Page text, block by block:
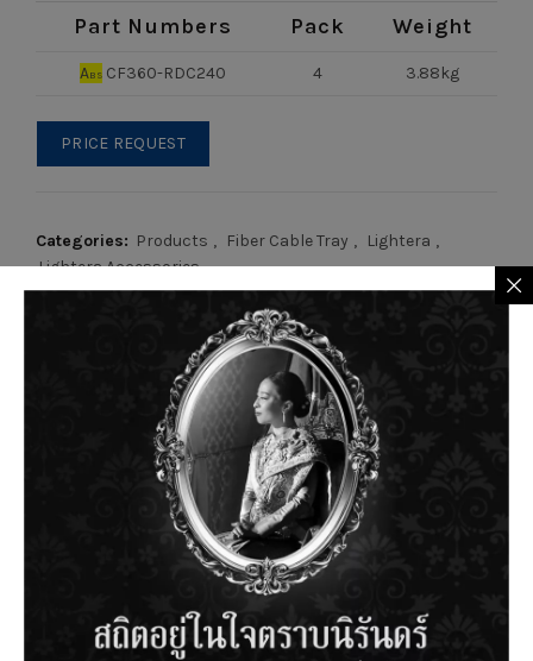
Part Numbers Pack Weight
ABSCF360-RDC240 4 3.88kg
PRICE REQUEST
Categories: Products , Fiber Cable Tray , Lightera ,
Lightera Accessories
RELATED PRODUCTS